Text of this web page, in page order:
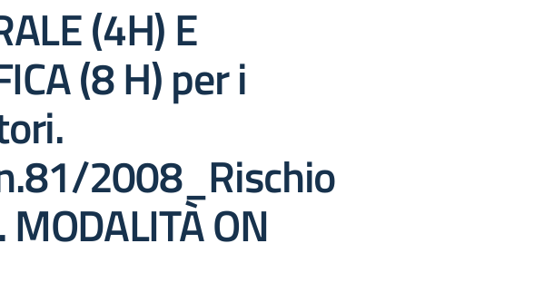
(4H) E
(8 H) per i
2008_Rischio
ON